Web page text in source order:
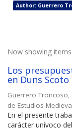
Author: Guerrero
Now showing
Los
en Duns Scoto
Guerrero Troncoso,
de Estudios
En el presente
carácter unívoco